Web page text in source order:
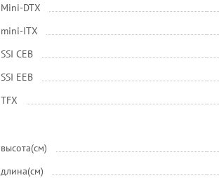
Mini-DTX
mini-ITX
SSI CEB
SSI EEB
ТFХ
высота(см)
длина(см)